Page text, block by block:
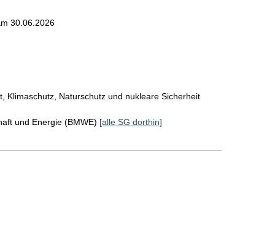
30.06.2026
Klimaschutz, Naturschutz und nukleare Sicherheit
und Energie (BMWE) [alle SG dorthin]